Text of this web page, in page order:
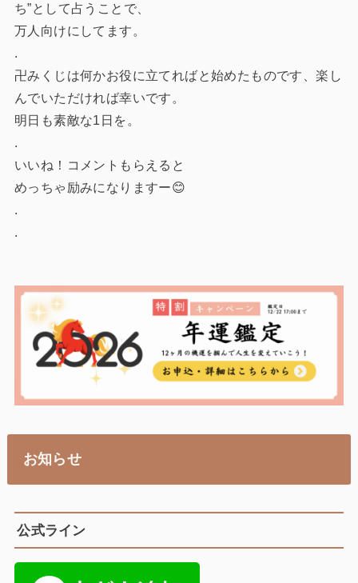
ち”として占うことで、
万人向けにしてます。
.
卍みくじは何かお役に立てればと始めたものです、楽し
んでいただければ幸いです。
明日も素敵な1日を。
.
いいね！コメントもらえると
めっちゃ励みになりますー😊
.
.
お知らせ
公式ライン